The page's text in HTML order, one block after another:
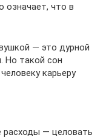
означает, что в
— это дурной
Но такой сон
карьеру
— целовать